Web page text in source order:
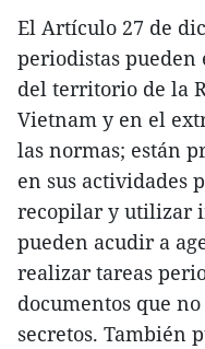
El Artículo 27 de
periodistas
del territorio de la
Vietnam y en el
las normas; están
en sus actividades
recopilar y utilizar
pueden acudir a
realizar tareas
documentos que
secretos. También